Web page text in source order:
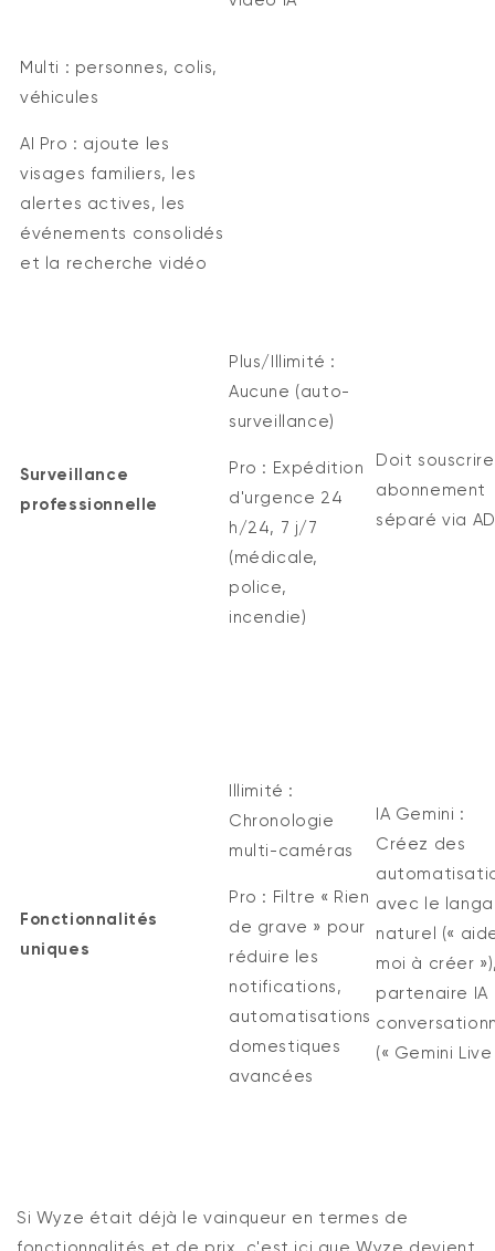
Multi : personnes, colis,
véhicules
AI Pro : ajoute les
visages familiers, les
alertes actives, les
événements consolidés
et la recherche vidéo
Surveillance
professionnelle
Plus/Illimité :
Aucune (auto-
surveillance)
Pro : Expédition
d'urgence 24
h/24, 7 j/7
(médicale,
police,
incendie)
Doit souscrire
abonnement
séparé via
Fonctionnalités
uniques
Illimité :
Chronologie
multi-caméras
Pro : Filtre « Rien
de grave » pour
réduire les
notifications,
automatisations
domestiques
avancées
IA Gemini :
Créez des
avec le
naturel («
moi à créer
partenaire IA
(« Gemini Live
Si Wyze était déjà le vainqueur en termes de